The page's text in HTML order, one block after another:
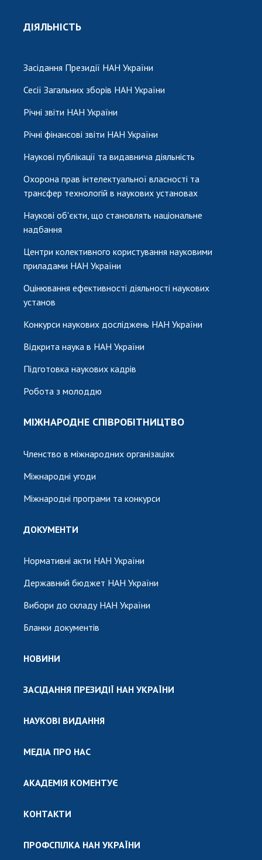
ДІЯЛЬНІСТЬ
Засідання Президії НАН України
Сесії Загальних зборів НАН України
Річні звіти НАН України
Річні фінансові звіти НАН України
Наукові публікації та видавнича діяльність
Охорона прав інтелектуальної власності та
трансфер технологій в наукових установах
Наукові об'єкти, що становлять національне
надбання
Центри колективного користування науковими
приладами НАН України
Оцінювання ефективності діяльності наукових
установ
Конкурси наукових досліджень НАН України
Відкрита наука в НАН України
Підготовка наукових кадрів
Робота з молоддю
МІЖНАРОДНЕ СПІВРОБІТНИЦТВО
Членство в міжнародних організаціях
Міжнародні угоди
Міжнародні програми та конкурси
ДОКУМЕНТИ
Нормативні акти НАН України
Державний бюджет НАН України
Вибори до складу НАН України
Бланки документів
НОВИНИ
ЗАСІДАННЯ ПРЕЗИДІЇ НАН УКРАЇНИ
НАУКОВІ ВИДАННЯ
МЕДІА ПРО НАС
АКАДЕМІЯ КОМЕНТУЄ
КОНТАКТИ
ПРОФСПІЛКА НАН УКРАЇНИ